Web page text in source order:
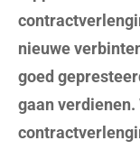
nieuwe
goed
gaan